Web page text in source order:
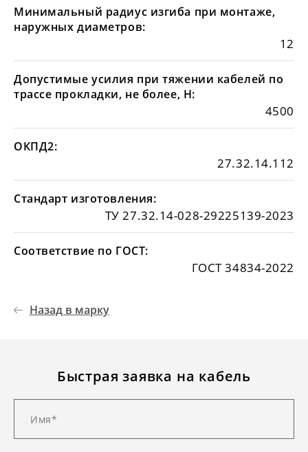
Минимальный радиус изгиба при монтаже,
наружных диаметров:
12
Допустимые усилия при тяжении кабелей по
трассе прокладки, не более, Н:
4500
ОКПД2:
27.32.14.112
Стандарт изготовления:
ТУ 27.32.14-028-29225139-2023
Соответствие по ГОСТ:
ГОСТ 34834-2022
Назад в марку
Быстрая заявка на кабель